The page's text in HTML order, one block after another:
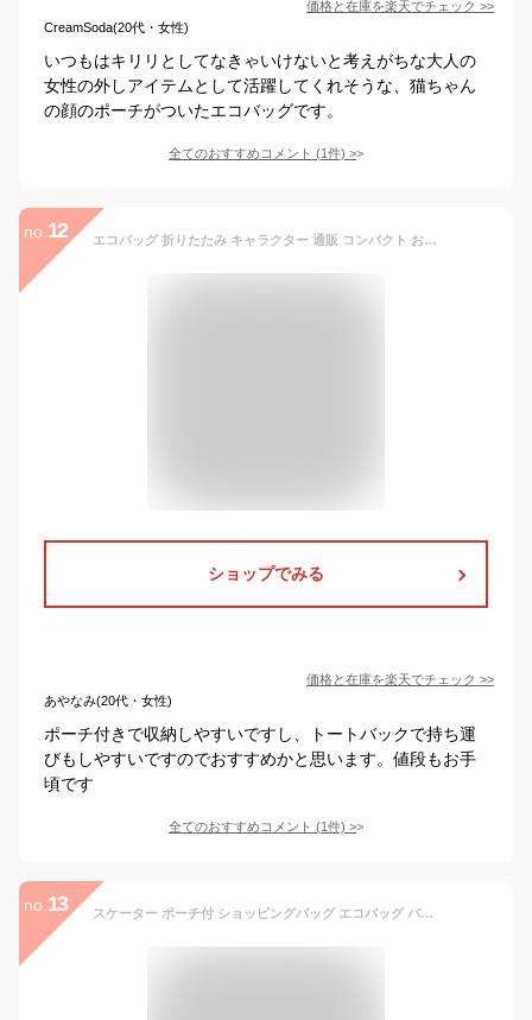
価格と在庫を楽天でチェック >>
CreamSoda(20代・女性)
いつもはキリリとしてなきゃいけないと考えがちな大人の
女性の外しアイテムとして活躍してくれそうな、猫ちゃん
の顔のポーチがついたエコバッグです。
全てのおすすめコメント (1件) >
no. 12 エコバッグ 折りたたみ キャラクター 通販 コンパクト おしゃれ かわいい ダイカットポーチ付き ディズニー トイストーリー アナと雪の女王 ミッキーマウス くまのプーさん チップ＆デール トートバッグ 保育園 幼
ショップでみる
価格と在庫を楽天でチェック >>
あやなみ(20代・女性)
ポーチ付きで収納しやすいですし、トートバックで持ち運
びもしやすいですのでおすすめかと思います。値段もお手
頃です
全てのおすすめコメント (1件) >
no. 13 スケーター ポーチ付 ショッピングバッグ エコバッグ バタール 横420×縦320×マチ180mm KBS42P